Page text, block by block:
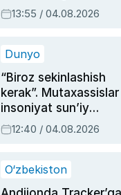
dublyaj ustasi Rimma
Ahmedovaning
13:55 / 04.08.2026
Dunyo
“Biroz sekinlashish
kerak”. Mutaxassislar
insoniyat sun’iy
intellektni boshqara
olmay qolishidan
12:40 / 04.08.2026
O‘zbekiston